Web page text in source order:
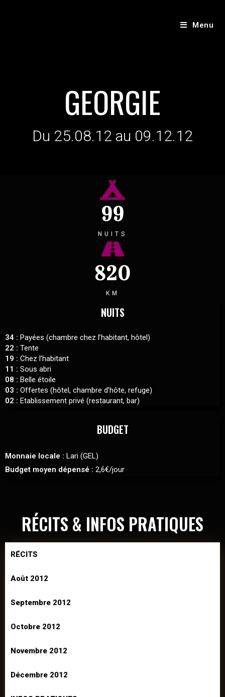
Menu
GEORGIE
Du 25.08.12 au 09.12.12
99
NUITS
820
KM
NUITS
34 : Payées (chambre chez l’habitant, hôtel)
22 : Tente
19 : Chez l’habitant
11 : Sous abri
08 : Belle étoile
03 : Offertes (hôtel, chambre d’hôte, refuge)
02 : Etablissement privé (restaurant, bar)
BUDGET
Monnaie locale : Lari (GEL)
Budget moyen dépensé : 2,6€/jour
RÉCITS & INFOS PRATIQUES
RÉCITS
Août 2012
Septembre 2012
Octobre 2012
Novembre 2012
Décembre 2012